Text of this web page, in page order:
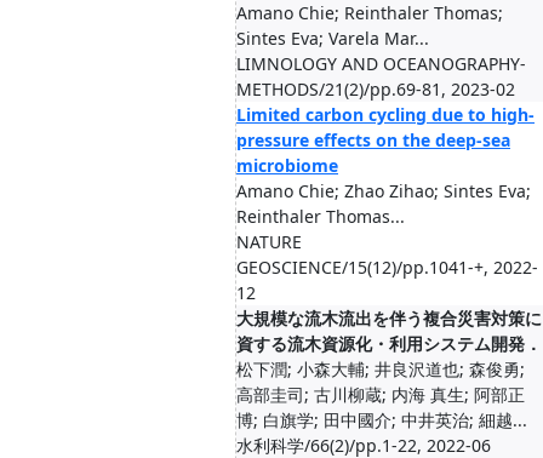
Amano Chie; Reinthaler Thomas;
Sintes Eva; Varela Mar...
LIMNOLOGY AND OCEANOGRAPHY-
METHODS/21(2)/pp.69-81, 2023-02
Limited carbon cycling due to high-
pressure effects on the deep-sea
microbiome
Amano Chie; Zhao Zihao; Sintes Eva;
Reinthaler Thomas...
NATURE
GEOSCIENCE/15(12)/pp.1041-+, 2022-
12
大規模な流木流出を伴う複合災害対策に
資する流木資源化・利用システム開発．
松下潤; 小森大輔; 井良沢道也; 森俊勇;
高部圭司; 古川柳蔵; 内海 真生; 阿部正
博; 白旗学; 田中國介; 中井英治; 細越...
水利科学/66(2)/pp.1-22, 2022-06